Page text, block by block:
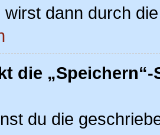
wirst dann durch
die
du die